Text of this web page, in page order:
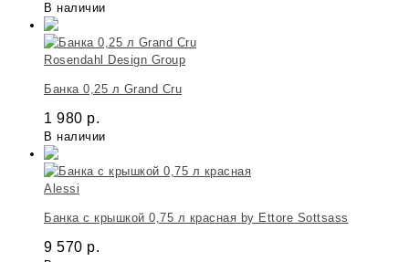
В наличии
Rosendahl Design Group
Банка 0,25 л Grand Cru
1 980 р.
В наличии
Alessi
Банка c крышкой 0,75 л красная by Ettore Sottsass
9 570 р.